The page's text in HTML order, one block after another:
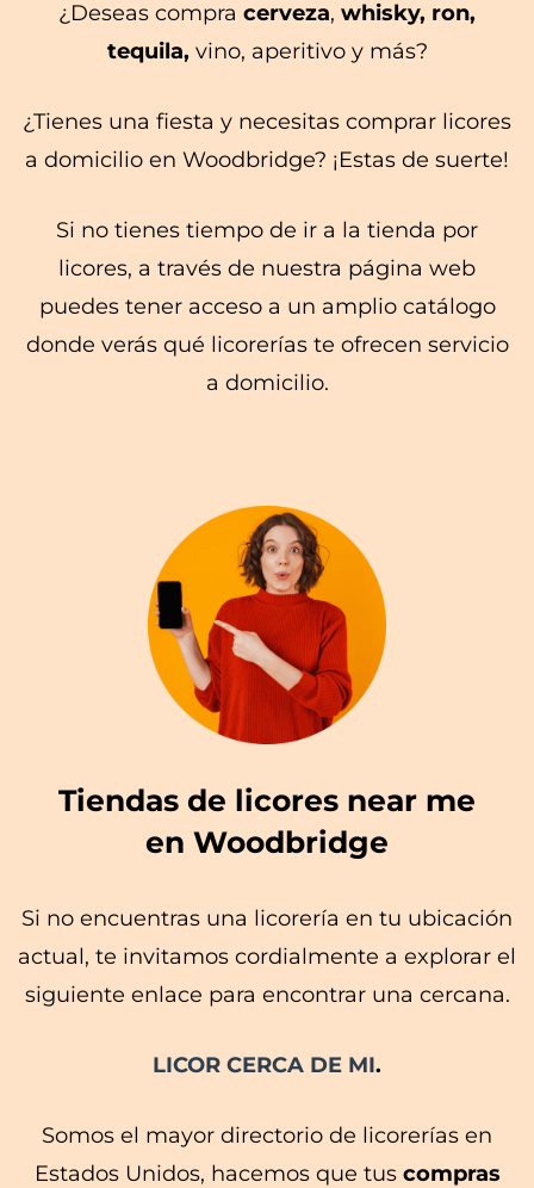
¿Deseas compra cerveza, whisky, ron,
tequila, vino, aperitivo y más?
¿Tienes una fiesta y necesitas comprar licores
a domicilio en Woodbridge? ¡Estas de suerte!
Si no tienes tiempo de ir a la tienda por
licores, a través de nuestra página web
puedes tener acceso a un amplio catálogo
donde verás qué licorerías te ofrecen servicio
a domicilio.
Tiendas de licores near me
en Woodbridge
Si no encuentras una licorería en tu ubicación
actual, te invitamos cordialmente a explorar el
siguiente enlace para encontrar una cercana.
LICOR CERCA DE MI.
Somos el mayor directorio de licorerías en
Estados Unidos, hacemos que tuscompras